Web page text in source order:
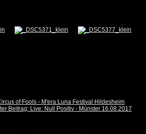
of Fools - M'era Luna Festival Hildesheim
Beitrag: Live: Null Positiv - Münster 16.08.2017